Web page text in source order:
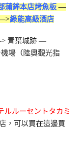
蒲鉾本店烤魚板—
綠能高級酒店
青葉城跡 —
場（陸奧觀光指
ルルーセントタカミ
，可以買在這邊買